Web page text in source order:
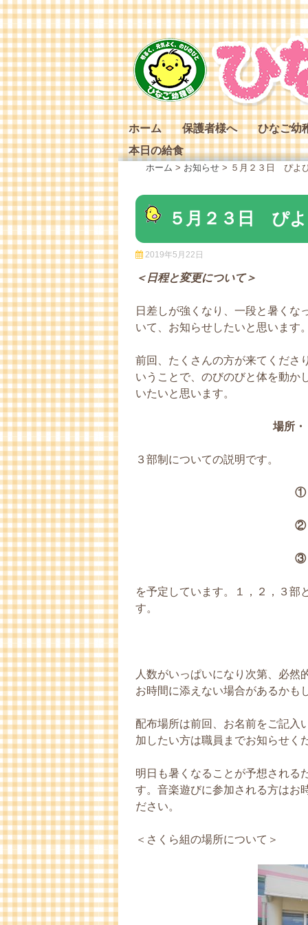
Skip
content
ホーム 保護者様へ
ひなご幼
ひなご幼
ひなご幼
ひなご幼
本日の給食
ホーム > お知らせ > ５月２３日 ぴよ
５月２３日 ぴ
2019年5月22日
＜日程と変更について＞
日差しが強くなり、一段と暑くな
いて、お知らせしたいと思います
前回、たくさんの方が来てくださ
いうことで、のびのびと体を動か
いたいと思います。
場所
３部制についての説明です。
①
②
③
を予定しています。１，２，３部
す。
人数がいっぱいになり次第、必然
お時間に添えない場合があるかも
配布場所は前回、お名前をご記入
加したい方は職員までお知らせく
明日も暑くなることが予想される
す。音楽遊びに参加される方はお
ださい。
＜さくら組の場所について＞